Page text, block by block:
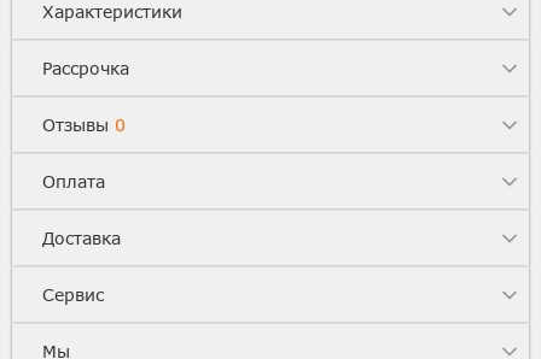
Характеристики
Рассрочка
Отзывы 0
Оплата
Доставка
Сервис
Мы